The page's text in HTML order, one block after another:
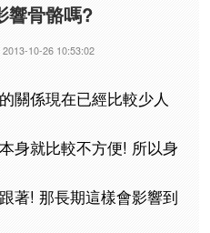
響骨骼嗎?
2013-10-26 10:53:02
關係現在已經比較少人
身就比較不方便! 所以身
著! 那長期這樣會影響到